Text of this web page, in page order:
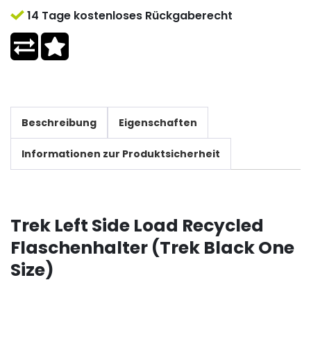
14 Tage kostenloses Rückgaberecht
Beschreibung Eigenschaften
Informationen zur Produktsicherheit
Trek Left Side Load Recycled
Flaschenhalter (Trek Black One
Size)